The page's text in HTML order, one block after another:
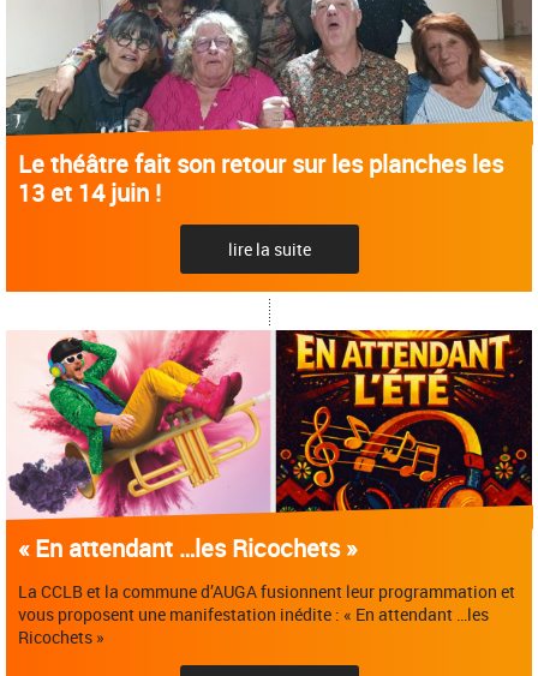
Le théâtre fait son retour sur les planches les
13 et 14 juin !
lire la suite
« En attendant …les Ricochets »
La CCLB et la commune d’AUGA fusionnent leur programmation et
vous proposent une manifestation inédite : « En attendant …les
Ricochets »